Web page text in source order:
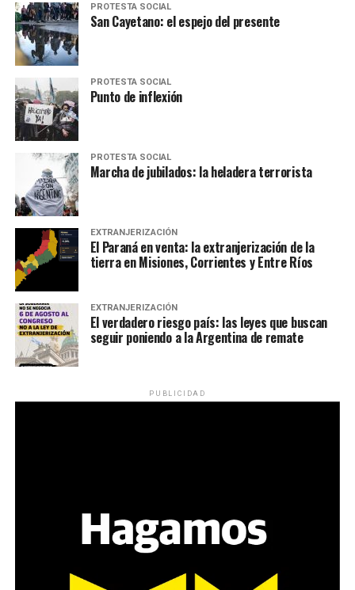
PROTESTA SOCIAL
San Cayetano: el espejo del presente
PROTESTA SOCIAL
Punto de inflexión
PROTESTA SOCIAL
Marcha de jubilados: la heladera terrorista
EXTRANJERIZACIÓN
El Paraná en venta: la extranjerización de la
tierra en Misiones, Corrientes y Entre Ríos
EXTRANJERIZACIÓN
El verdadero riesgo país: las leyes que buscan
seguir poniendo a la Argentina de remate
PUBLICIDAD